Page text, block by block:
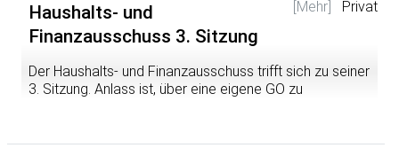
[Mehr] Privat
Haushalts- und
Finanzausschuss 3. Sitzung
Der Haushalts- und Finanzausschuss trifft sich zu seiner
3. Sitzung. Anlass ist, über eine eigene GO zu